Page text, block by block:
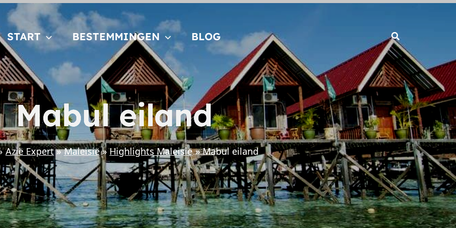
START BESTEMMINGEN BLOG
Mabul eiland
Azië Expert Maleisië Highlights Maleisië Mabul eiland